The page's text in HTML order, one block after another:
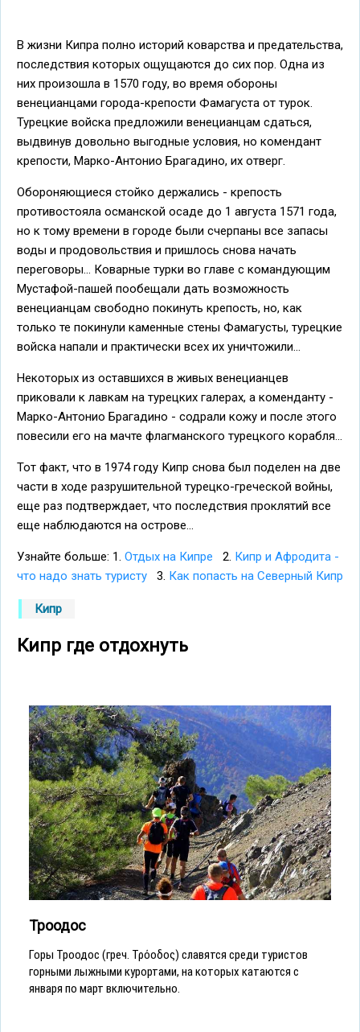
В жизни Кипра полно историй коварства и предательства,
последствия которых ощущаются до сих пор. Одна из
них произошла в 1570 году, во время обороны
венецианцами города-крепости Фамагуста от турок.
Турецкие войска предложили венецианцам сдаться,
выдвинув довольно выгодные условия, но комендант
крепости, Марко-Антонио Брагадино, их отверг.
Обороняющиеся стойко держались - крепость
противостояла османской осаде до 1 августа 1571 года,
но к тому времени в городе были счерпаны все запасы
воды и продовольствия и пришлось снова начать
переговоры... Коварные турки во главе с командующим
Мустафой-пашей пообещали дать возможность
венецианцам свободно покинуть крепость, но, как
только те покинули каменные стены Фамагусты, турецкие
войска напали и практически всех их уничтожили...
Некоторых из оставшихся в живых венецианцев
приковали к лавкам на турецких галерах, а коменданту -
Марко-Антонио Брагадино - содрали кожу и после этого
повесили его на мачте флагманского турецкого корабля...
Тот факт, что в 1974 году Кипр снова был поделен на две
части в ходе разрушительной турецко-греческой войны,
еще раз подтверждает, что последствия проклятий все
еще наблюдаются на острове...
Узнайте больше: 1. Отдых на Кипре 2. Кипр и Афродита -
что надо знать туристу 3. Как попасть на Северный Кипр
Кипр
Кипр где отдохнуть
Троодос
Горы Троодос (греч. Τρόοδος) славятся среди туристов
горными лыжными курортами, на которых катаются с
января по март включительно.